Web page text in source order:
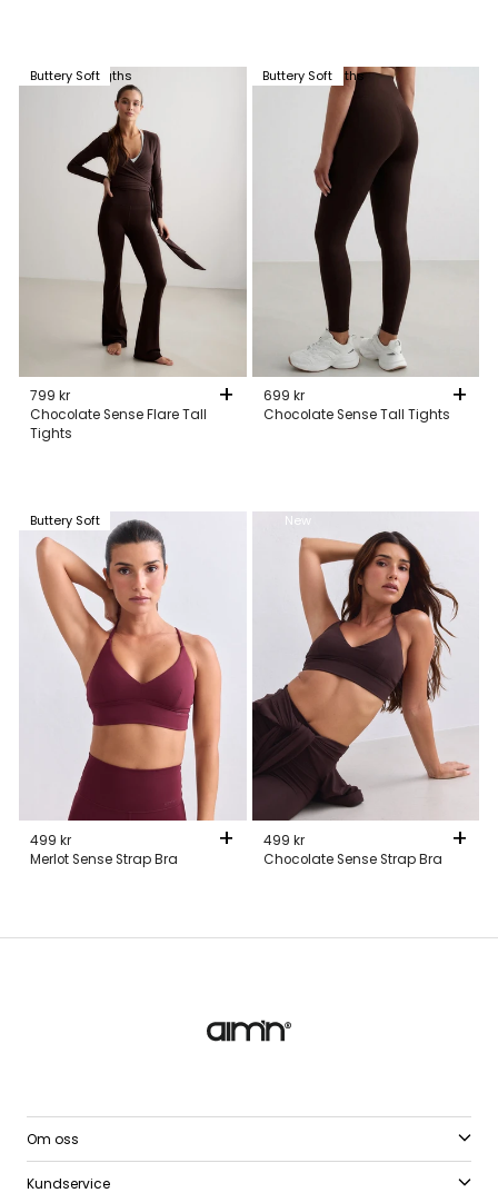
in 3 lengths
Buttery Soft
799 kr +
Chocolate Sense Flare Tall
Tights
Available in 3 lengths
Buttery Soft
699 kr +
Chocolate Sense Tall Tights
New
Buttery Soft
499 kr +
Merlot Sense Strap Bra
New
499 kr +
Chocolate Sense Strap Bra
Om oss
Kundservice